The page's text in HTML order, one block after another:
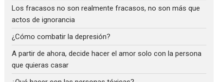
Los fracasos no son realmente fracasos, no son más que
actos de ignorancia
¿Cómo combatir la depresión?
A partir de ahora, decide hacer el amor solo con la persona
que quieras casar